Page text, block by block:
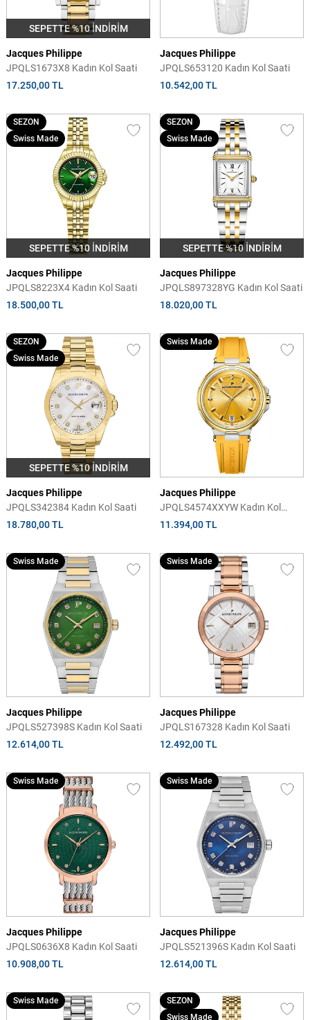
SEPETTE %10 İNDİRİM
Jacques Philippe
JPQLS1673X8 Kadın Kol Saati
17.250,00 TL
Jacques Philippe
JPQLS653120 Kadın Kol Saati
10.542,00 TL
SEPETTE %10 İNDİRİM
SEZON
Swiss Made
Jacques Philippe
JPQLS8223X4 Kadın Kol Saati
18.500,00 TL
SEPETTE %10 İNDİRİM
SEZON
Swiss Made
Jacques Philippe
JPQLS897328YG Kadın Kol Saati
18.020,00 TL
SEPETTE %10 İNDİRİM
SEZON
Swiss Made
Jacques Philippe
JPQLS342384 Kadın Kol Saati
18.780,00 TL
Swiss Made
Jacques Philippe
JPQLS4574XXYW Kadın Kol
Saati
11.394,00 TL
Swiss Made
Jacques Philippe
JPQLS527398S Kadın Kol Saati
12.614,00 TL
Swiss Made
Jacques Philippe
JPQLS167328 Kadın Kol Saati
12.492,00 TL
Swiss Made
Jacques Philippe
JPQLS0636X8 Kadın Kol Saati
10.908,00 TL
Swiss Made
Jacques Philippe
JPQLS521396S Kadın Kol Saati
12.614,00 TL
Swiss Made
SEZON
Swiss Made